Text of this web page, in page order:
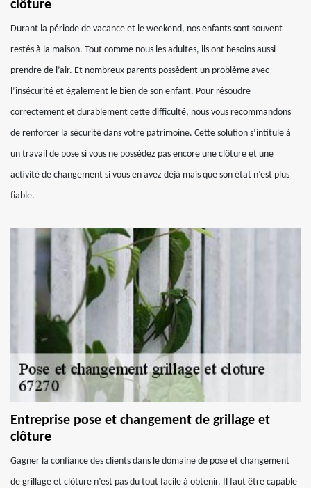
clôture
Durant la période de vacance et le weekend, nos enfants sont souvent
restés à la maison. Tout comme nous les adultes, ils ont besoins aussi
prendre de l’air. Et nombreux parents possèdent un problème avec
l’insécurité et également le bien de son enfant. Pour résoudre
correctement et durablement cette difficulté, nous vous recommandons
de renforcer la sécurité dans votre patrimoine. Cette solution s’intitule à
un travail de pose si vous ne possédez pas encore une clôture et une
activité de changement si vous en avez déjà mais que son état n’est plus
fiable.
Entreprise pose et changement de grillage et
clôture
Gagner la confiance des clients dans le domaine de pose et changement
de grillage et clôture n’est pas du tout facile à obtenir. Il faut être capable